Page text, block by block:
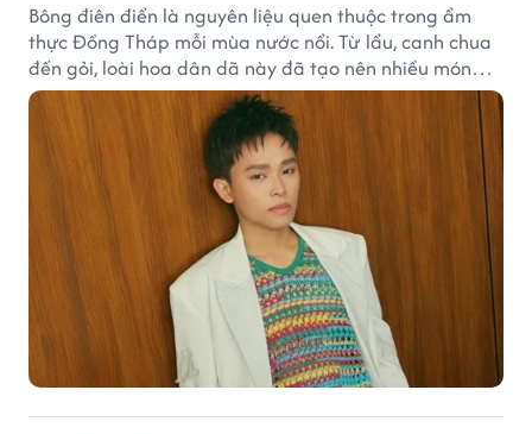
Bông điên điển là nguyên liệu quen thuộc trong ẩm
thực Đồng Tháp mỗi mùa nước nổi. Từ lẩu, canh chua
đến gỏi, loài hoa dân dã này đã tạo nên nhiều món
ngon khiến du khách khó quên.